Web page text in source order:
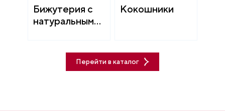
Бижутерия с
натуральными
Кокошники
Перейти в каталог